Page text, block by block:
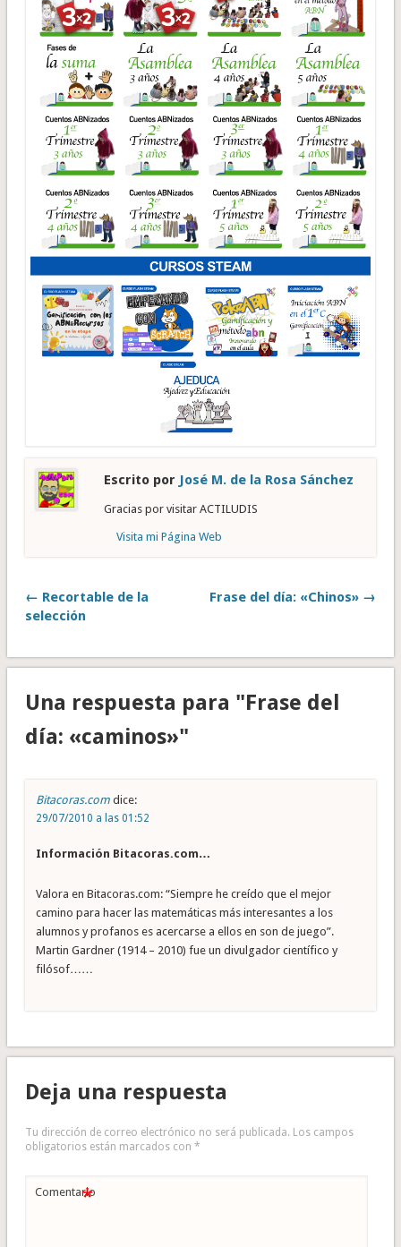
Escrito por José M. de la Rosa Sánchez
Gracias por visitar ACTILUDIS
Visita mi Página Web
← Recortable de la
selección
Frase del día: «Chinos» →
Una respuesta para "Frase del
día: «caminos»"
Bitacoras.com dice:
29/07/2010 a las 01:52
Información Bitacoras.com…
Valora en Bitacoras.com: “Siempre he creído que el mejor
camino para hacer las matemáticas más interesantes a los
alumnos y profanos es acercarse a ellos en son de juego”.
Martin Gardner (1914 – 2010) fue un divulgador científico y
filósof……
Deja una respuesta
Tu dirección de correo electrónico no será publicada. Los campos
obligatorios están marcados con *
Comentario
*